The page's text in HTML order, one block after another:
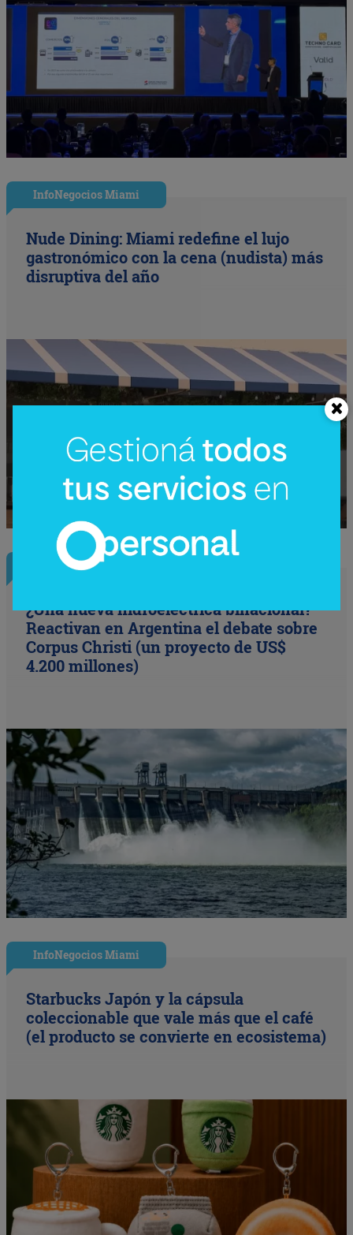
InfoNegocios Miami
Nude Dining: Miami redefine el lujo
gastronómico con la cena (nudista) más
disruptiva del año
InfoConstrucción
¿Una nueva hidroeléctrica binacional?
Reactivan en Argentina el debate sobre
Corpus Christi (un proyecto de US$
4.200 millones)
InfoNegocios Miami
Starbucks Japón y la cápsula
coleccionable que vale más que el café
(el producto se convierte en ecosistema)